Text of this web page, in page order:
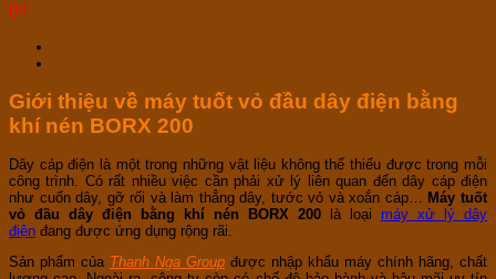
0₫
Giới thiệu về máy tuốt vỏ đầu dây điện bằng
khí nén BORX 200
Dây cáp điện là một trong những vật liệu không thể thiếu được trong mỗi
công trình. Có rất nhiều việc cần phải xử lý liên quan đến dây cáp điện
như cuốn dây, gỡ rối và làm thẳng dây, tước vỏ và xoắn cáp… Máy tuốt
vỏ đầu dây điện bằng khí nén BORX 200 là loại máy xử lý dây
điện đang được ứng dụng rộng rãi.
Sản phẩm của Thanh Nga Group được nhập khẩu máy chính hãng, chất